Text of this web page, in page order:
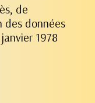
de
des données
1978